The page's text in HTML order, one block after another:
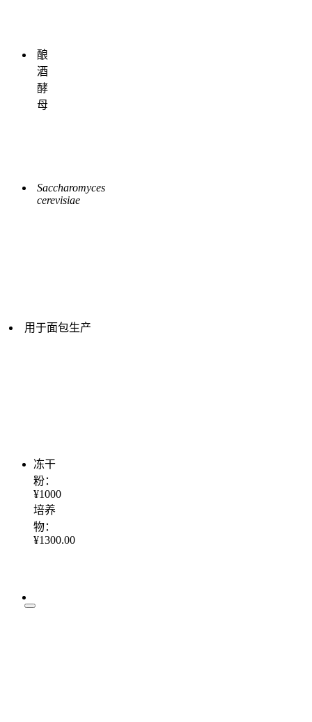
酿
酒
酵
母
Saccharomyces
cerevisiae
用于面包生产
冻干
粉：
¥1000
培养
物：
¥1300.00